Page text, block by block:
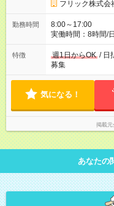
フリック株式会
勤務時間
8:00～17:00
実働時間：8時間/日
募集は行っており
特徴 週1日からOK / 日
募集
気になる！
掲載元
あなたの